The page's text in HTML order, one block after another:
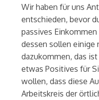
Wir haben für uns
entschieden, bevor
passives
dessen sollen einige
dazukommen, das
etwas Positives für
wollen, dass diese
Arbeitskreis der